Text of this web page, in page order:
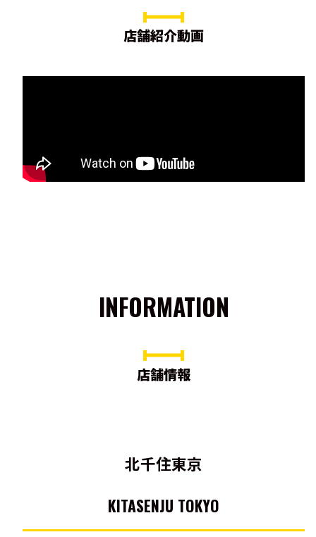
店舗紹介動画
INFORMATION
店舗情報
北千住東京
KITASENJU TOKYO